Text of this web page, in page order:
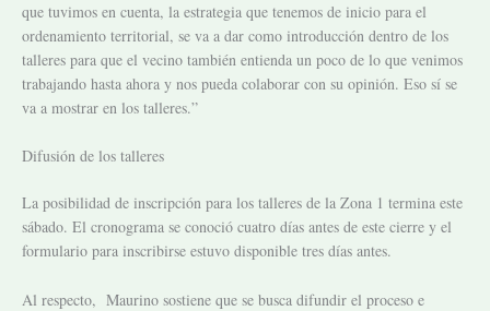
que tuvimos en cuenta, la estrategia que tenemos de inicio para el
ordenamiento territorial, se va a dar como introducción dentro de los
talleres para que el vecino también entienda un poco de lo que venimos
trabajando hasta ahora y nos pueda colaborar con su opinión. Eso sí se
va a mostrar en los talleres.”
Difusión de los talleres
La posibilidad de inscripción para los talleres de la Zona 1 termina este
sábado. El cronograma se conoció cuatro días antes de este cierre y el
formulario para inscribirse estuvo disponible tres días antes.
Al respecto, Maurino sostiene que se busca difundir el proceso e